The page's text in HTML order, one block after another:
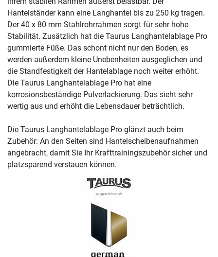
Hantelständer kann eine Langhantel bis zu 250 kg tragen.
Der 40 x 80 mm Stahlrohrrahmen sorgt für sehr hohe
Stabilität. Zusätzlich hat die Taurus Langhantelablage Pro
gummierte Füße. Das schont nicht nur den Boden, es
werden außerdem kleine Unebenheiten ausgeglichen und
die Standfestigkeit der Hantelablage noch weiter erhöht.
Die Taurus Langhantelablage Pro hat eine
korrosionsbeständige Pulverlackierung. Das sieht sehr
wertig aus und erhöht die Lebensdauer beträchtlich.
Die Taurus Langhantelablage Pro glänzt auch beim
Zubehör: An den Seiten sind Hantelscheibenaufnahmen
angebracht, damit Sie Ihr Krafttrainingszubehör sicher und
platzsparend verstauen können.